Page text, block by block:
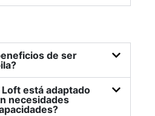
de ser
está adaptado
necesidades